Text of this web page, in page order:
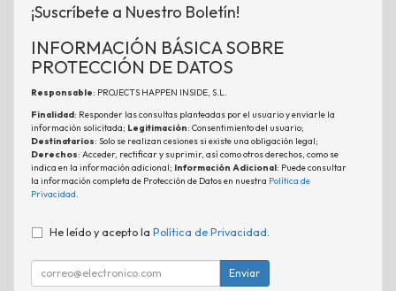
¡Suscríbete a Nuestro Boletín!
INFORMACIÓN BÁSICA SOBRE
PROTECCIÓN DE DATOS
Responsable: PROJECTS HAPPEN INSIDE, S.L.
Finalidad: Responder las consultas planteadas por el usuario y enviarle la
información solicitada; Legitimación: Consentimiento del usuario;
Destinatarios: Solo se realizan cesiones si existe una obligación legal;
Derechos: Acceder, rectificar y suprimir, así como otros derechos, como se
indica en la información adicional; Información Adicional: Puede consultar
la información completa de Protección de Datos en nuestra Política de
Privacidad.
He leído y acepto la Política de Privacidad
Enviar